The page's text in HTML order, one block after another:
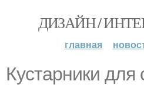
ДИЗАЙН /
главная
Кустарники для